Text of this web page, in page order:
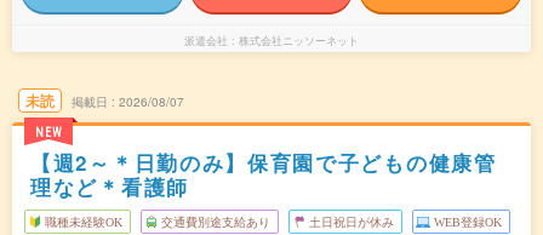
派遣会社 株式会社ニッソーネット
未読
NEW
掲載日 2026/08/07
【週2～＊日勤のみ】保育園で子どもの健康管
理など＊看護師
職種未経験OK 交通費別途支給あり 土日祝日が休み WEB登録OK